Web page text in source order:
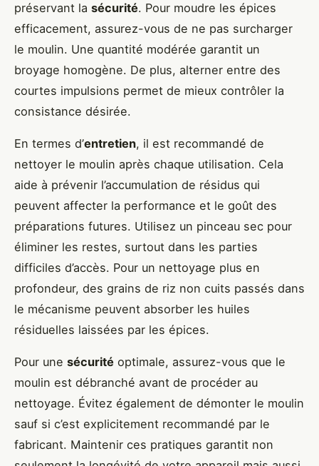
préservant la sécurité. Pour moudre les épices
efficacement, assurez-vous de ne pas surcharger
le moulin. Une quantité modérée garantit un
broyage homogène. De plus, alterner entre des
courtes impulsions permet de mieux contrôler la
consistance désirée.
En termes d’entretien, il est recommandé de
nettoyer le moulin après chaque utilisation. Cela
aide à prévenir l’accumulation de résidus qui
peuvent affecter la performance et le goût des
préparations futures. Utilisez un pinceau sec pour
éliminer les restes, surtout dans les parties
difficiles d’accès. Pour un nettoyage plus en
profondeur, des grains de riz non cuits passés dans
le mécanisme peuvent absorber les huiles
résiduelles laissées par les épices.
Pour une sécurité optimale, assurez-vous que le
moulin est débranché avant de procéder au
nettoyage. Évitez également de démonter le moulin
sauf si c’est explicitement recommandé par le
fabricant. Maintenir ces pratiques garantit non